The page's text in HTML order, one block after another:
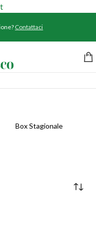
Contattaci
Box Stagionale